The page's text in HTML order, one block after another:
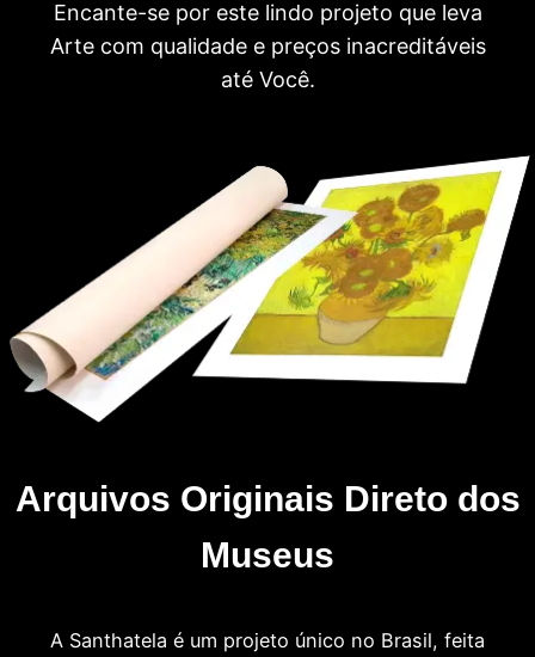
Encante-se por este lindo projeto que leva
Arte com qualidade e preços inacreditáveis
até Você.
Arquivos Originais Direto dos
Museus
A Santhatela é um projeto único no Brasil, feita